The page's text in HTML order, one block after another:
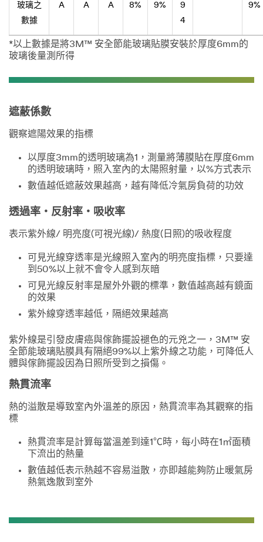
玻璃之
數據
A
A
A
8%
9%
9
4
9%
*以上數據是將3M™ 安全節能玻璃貼膜安裝於厚度6mm的
玻璃後量測所得
遮蔽係數
觀察遮陽效果的指標
以厚度3mm的透明玻璃為1，測量將薄膜貼在厚度6mm
的透明玻璃時，照入室內的太陽照射量，以%方式表示
數值越低遮蔽效果越高，越有降低冷氣房負荷的功效
透過率‧反射率‧吸收率
表示紫外線/ 明亮度(可視光線)/ 熱度(日照)的吸收程度
可見光線穿透率是光線照入室內的明亮度指標，只要達
到50%以上就不會令人感到灰暗
可見光線反射率是屋外外觀的標準，數值越高越有鏡面
的效果
紫外線穿透率越低，隔絕效果越高
紫外線是引發皮膚癌與傢飾擺設褪色的元兇之一，3M™ 安
全節能玻璃貼膜具有隔絕99%以上紫外線之功能，可降低人
體與傢飾擺設因為日照所受到之損傷。
熱貫流率
熱的溢散是導致室內外溫差的原因，熱貫流率為其觀察的指
標
熱貫流率是計算每當溫差到達1℃時，每小時在1㎡面積
下流出的熱量
數值越低表示熱越不容易溢散，亦即越能夠防止暖氣房
熱氣逸散到室外